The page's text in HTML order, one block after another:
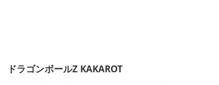
ドラゴンボールZ KAKAROT